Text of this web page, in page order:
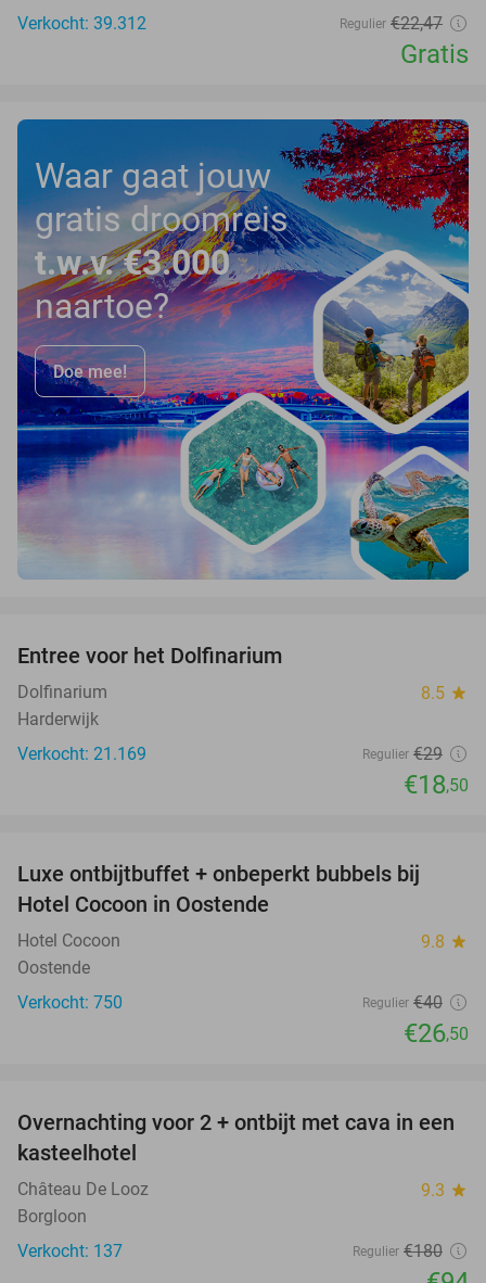
Verkocht: 39.312
Regulier €22,47
Gratis
Waar gaat jouw
gratis droomreis
t.w.v. €3.000
naartoe?
Doe mee!
Entree voor het Dolfinarium
Dolfinarium 8.5 star
Harderwijk
Verkocht: 21.169
Regulier €29
€18,50
Luxe ontbijtbuffet + onbeperkt bubbels bij
Hotel Cocoon in Oostende
Hotel Cocoon 9.8 star
Oostende
Verkocht: 750
Regulier €40
€26,50
48%
Overnachting voor 2 + ontbijt met cava in een
kasteelhotel
Château De Looz 9.3 star
Borgloon
Verkocht: 137
Regulier €180